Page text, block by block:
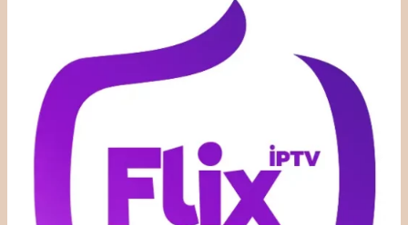
Player
Firestick/Fire
TV